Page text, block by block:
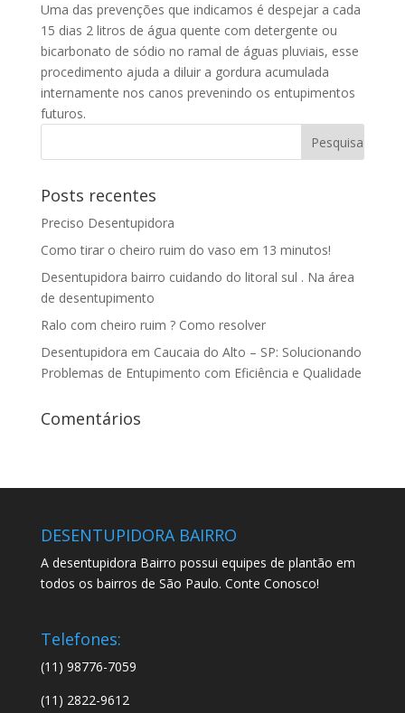
Uma das prevenções que indicamos é despejar a cada
15 dias 2 litros de água quente com detergente ou
bicarbonato de sódio no ramal de águas pluviais, esse
procedimento ajuda a diluir a gordura acumulada
internamente nos canos prevenindo os entupimentos
futuros.
Posts recentes
Preciso Desentupidora
Como tirar o cheiro ruim do vaso em 13 minutos!
Desentupidora bairro cuidando do litoral sul . Na área
de desentupimento
Ralo com cheiro ruim ? Como resolver
Desentupidora em Caucaia do Alto – SP: Solucionando
Problemas de Entupimento com Eficiência e Qualidade
Comentários
DESENTUPIDORA BAIRRO
A desentupidora Bairro possui equipes de plantão em
todos os bairros de São Paulo. Conte Conosco!
Telefones:
(11) 98776-7059
(11) 2822-9612